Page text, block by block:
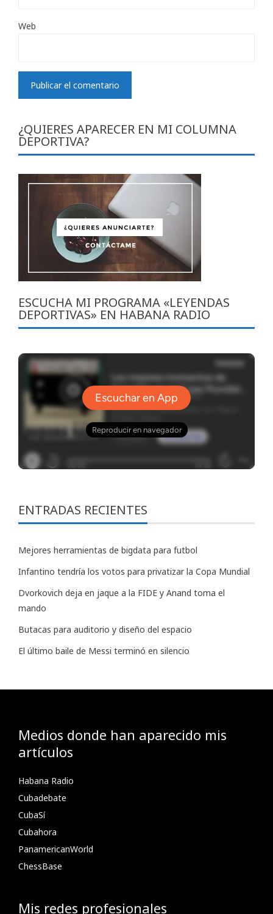
Web
¿QUIERES APARECER EN MI COLUMNA
DEPORTIVA?
ESCUCHA MI PROGRAMA «LEYENDAS
DEPORTIVAS» EN HABANA RADIO
ENTRADAS RECIENTES
Mejores herramientas de bigdata para futbol
Infantino tendría los votos para privatizar la Copa Mundial
Dvorkovich deja en jaque a la FIDE y Anand toma el
mando
Butacas para auditorio y diseño del espacio
El último baile de Messi terminó en silencio
Medios donde han aparecido mis
artículos
Habana Radio
Cubadebate
CubaSí
Cubahora
PanamericanWorld
ChessBase
Mis redes profesionales